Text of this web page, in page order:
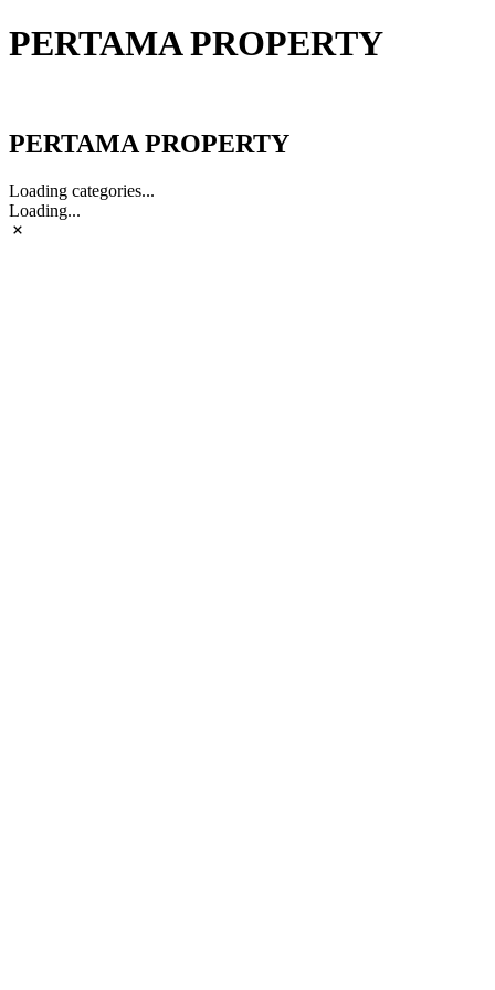
PERTAMA PROPERTY
PERTAMA PROPERTY
Loading categories...
Loading...